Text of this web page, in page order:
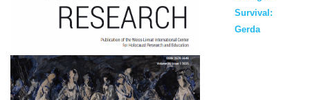
Survival:
Gerda